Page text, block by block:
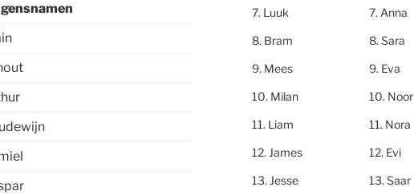
Luuk
Bram
Mees
Milan
Liam
James
Jesse
Anna
Sara
Eva
Noor
Nora
Evi
Saar